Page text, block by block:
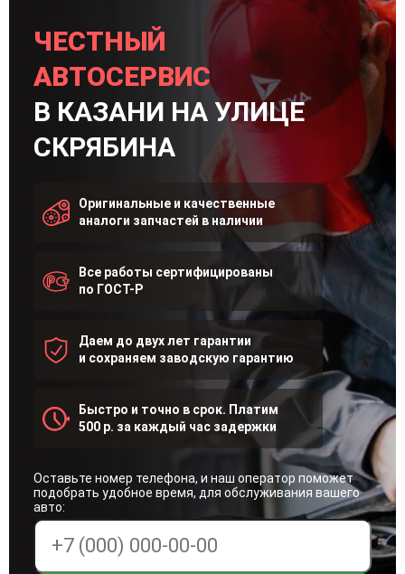
ЧЕСТНЫЙ
АВТОСЕРВИС
В КАЗАНИ НА УЛИЦЕ
СКРЯБИНА
Оригинальные и качественные
аналоги запчастей в наличии
Даем до двух лет гарантии
и сохраняем заводскую гарантию
Все работы сертифицированы
по ГОСТ-Р
Быстро и точно в срок. Платим
500 р. за каждый час задержки
Оставьте номер телефона, и наш оператор поможет
подобрать удобное время, для обслуживания вашего
авто: